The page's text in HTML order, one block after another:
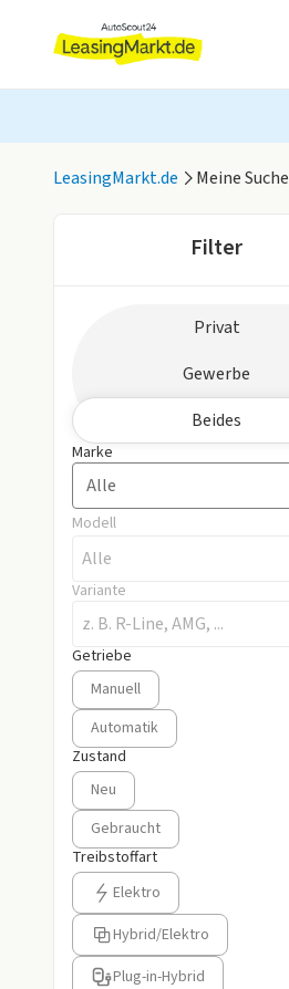
LeasingMarkt.de Meine Suche
Filter
Privat
Gewerbe
Beides
Marke
Modell
Alle
Variante
Getriebe
Getriebe auswählen
Manuell
Automatik
Zustand
Zustand auswählen
Neu
Gebraucht
Treibstoffart
Treibstoffart auswählen
Elektro
Hybrid/Elektro
Plug-in-Hybrid